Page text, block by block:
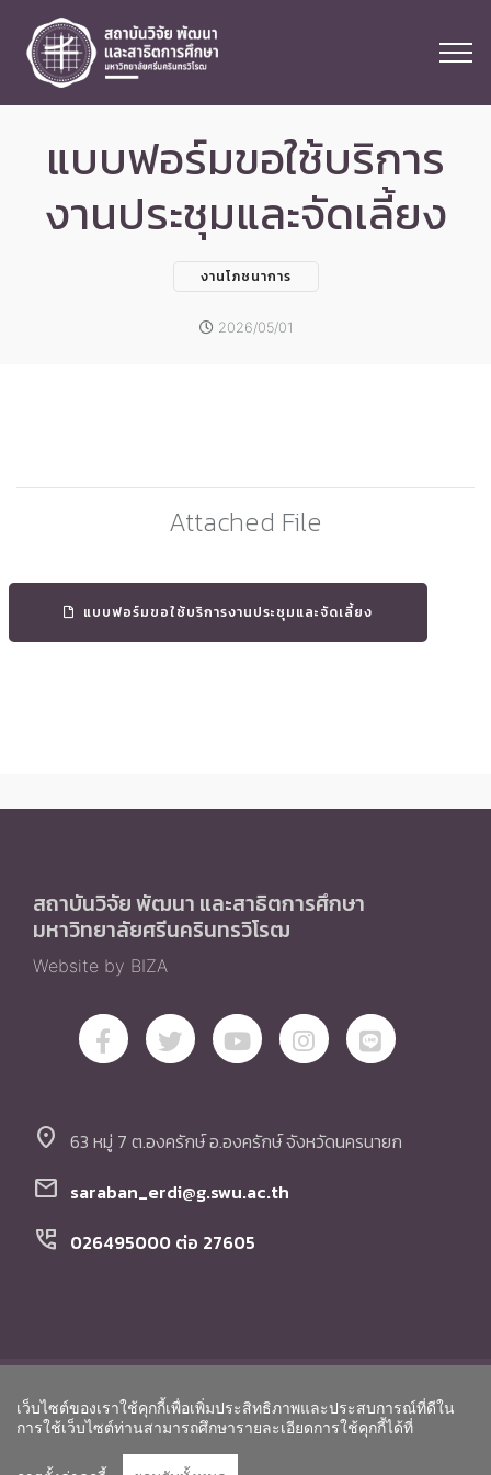
เว็บไซต์ของเราใช้คุกกี้เพื่อเพิ่มประสิทธิภาพและประสบการณ์ที่ดีใน
การใช้เว็บไซต์ท่านสามารถศึกษารายละเอียดการใช้คุกกี้ได้ที่
แบบฟอร์มขอใช้บริการ
งานประชุมและจัดเลี้ยง
งานโภชนาการ
2026/05/01
Attached File
แบบฟอร์มขอใช้บริการงานประชุมและจัดเลี้ยง
สถาบันวิจัย พัฒนา และสาธิตการศึกษา
มหาวิทยาลัยศรีนครินทรวิโรฒ
Website by BIZA
location_on 63 หมู่ 7 ต.องครักษ์ อ.องครักษ์ จังหวัดนครนายก
mail saraban_erdi@g.swu.ac.th
perm_phone_msg 026495000 ต่อ 27605
© Copyright สถาบันวิจัย พัฒนา และสาธิตการศึกษา
มหาวิทยาลัยศรีนครินทรวิโรฒ. All Rights Reserved.